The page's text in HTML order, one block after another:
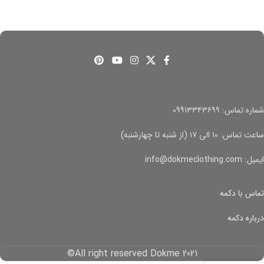
شماره تماس: ۰۹۹۱۳۳۴۳۶۹۹
ساعت تماس: ۱۰ الی ۱۷ (از شنبه تا چهارشنبه)
ایمیل: info@dokmeclothing.com
تماس با دکمه
درباره دکمه
All right reserved Dokme 2021©